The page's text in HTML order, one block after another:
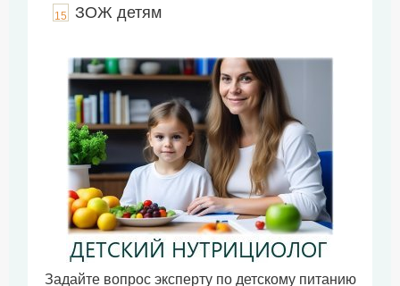
15 ЗОЖ детям
Задайте вопрос эксперту по детскому питанию